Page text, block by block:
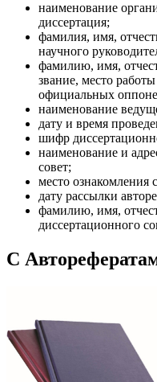
наименование
диссертация;
фамилия, имя,
научного
фамилию, имя,
звание, место
официальных
наименование
дату и время
шифр
наименование и
совет;
место ознакомления
дату рассылки
фамилию, имя,
диссертационного
С